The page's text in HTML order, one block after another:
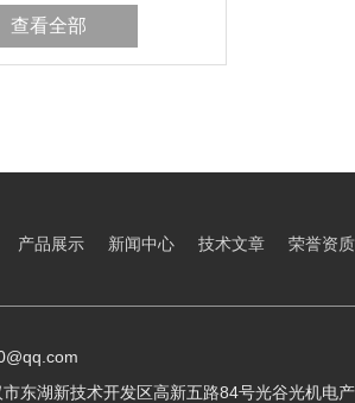
查看全部
产品展示 新闻中心 技术文章 荣誉资质
东湖新技术开发区高新五路84号光谷光机电